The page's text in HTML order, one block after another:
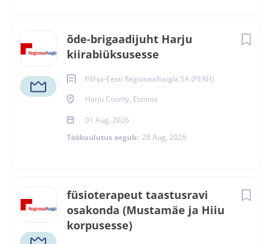
õde-brigaadijuht Harju
kiirabiüksusesse
Põhja-Eesti Regionaalhaigla SA (PERH)
Harju County, Estonia
01 Aug, 2026
Töökuulutus aegub: 28 Aug, 2026
füsioterapeut taastusravi
osakonda (Mustamäe ja Hiiu
korpusesse)